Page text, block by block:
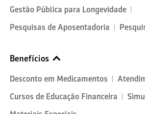
Gestão Pública para Longevidade
Pesquisas de Aposentadoria
Benefícios
Desconto em Medicamentos
Cursos de Educação Financeira